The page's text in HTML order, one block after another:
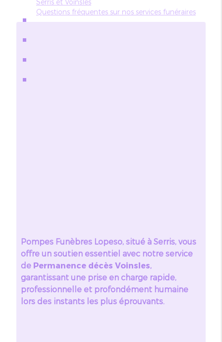
Questions fréquentes sur nos services funéraires
Pompes Funèbres Lopeso, situé à Serris, vous
offre un soutien essentiel avec notre service
de Permanence décès Voinsles,
garantissant une prise en charge rapide,
professionnelle et profondément humaine
lors des instants les plus éprouvants.